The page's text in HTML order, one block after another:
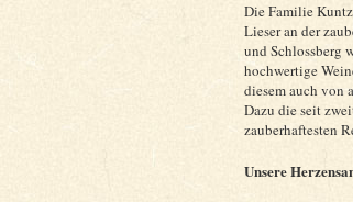
Die Familie
Lieser an der
und Schlossberg
hochwertige
diesem auch von
Dazu die seit
zauberhaftesten
Unsere